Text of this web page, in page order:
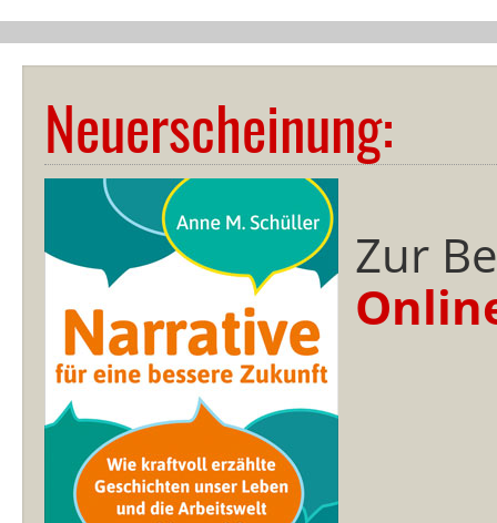
Neuerscheinung:
Zur